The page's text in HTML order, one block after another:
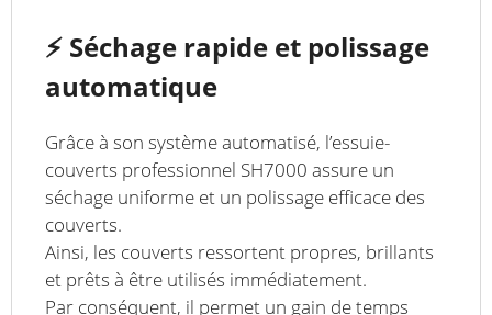
⚡ Séchage rapide et polissage
automatique
Grâce à son système automatisé, l’essuie-
couverts professionnel SH7000 assure un
séchage uniforme et un polissage efficace des
couverts.
Ainsi, les couverts ressortent propres, brillants
et prêts à être utilisés immédiatement.
Par conséquent, il permet un gain de temps